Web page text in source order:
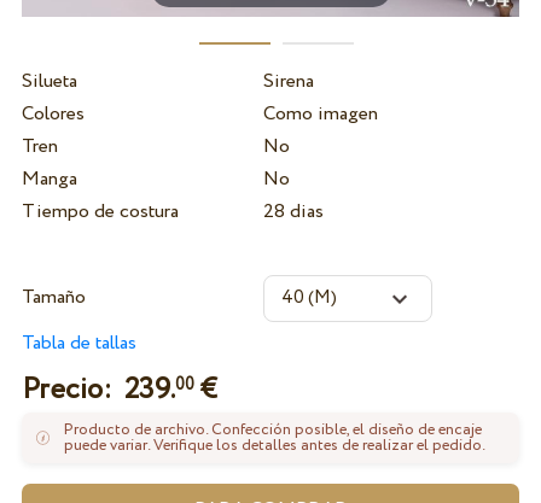
Silueta
Sirena
Colores
Como imagen
Tren
No
Manga
No
Tiempo de costura
28 dias
Tamaño
Tabla de tallas
Precio: 239.00€
Producto de archivo. Confección posible, el diseño de encaje
puede variar. Verifique los detalles antes de realizar el pedido.